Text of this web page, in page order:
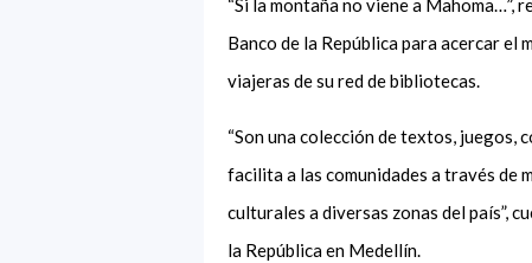
“Si la montaña no viene a
Banco de la República para acercar el
viajeras de su red de bibliotecas.
“Son una colección de textos, juegos,
facilita a las comunidades a través de
culturales a diversas zonas del país”,
la República en Medellín.